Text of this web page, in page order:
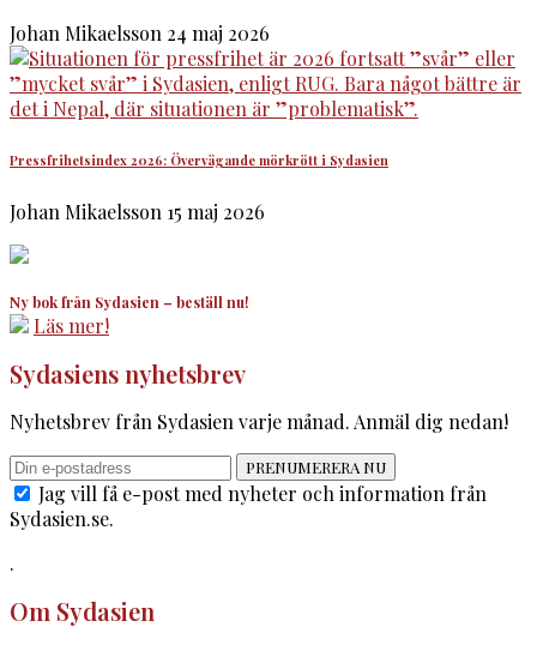
Johan Mikaelsson 24 maj 2026
Pressfrihetsindex 2026: Övervägande mörkrött i Sydasien
Johan Mikaelsson 15 maj 2026
Ny bok från Sydasien – beställ nu!
Läs mer!
Sydasiens nyhetsbrev
Nyhetsbrev från Sydasien varje månad. Anmäl dig nedan!
PRENUMERERA NU
Jag vill få e-post med nyheter och information från
Sydasien.se.
.
Om Sydasien